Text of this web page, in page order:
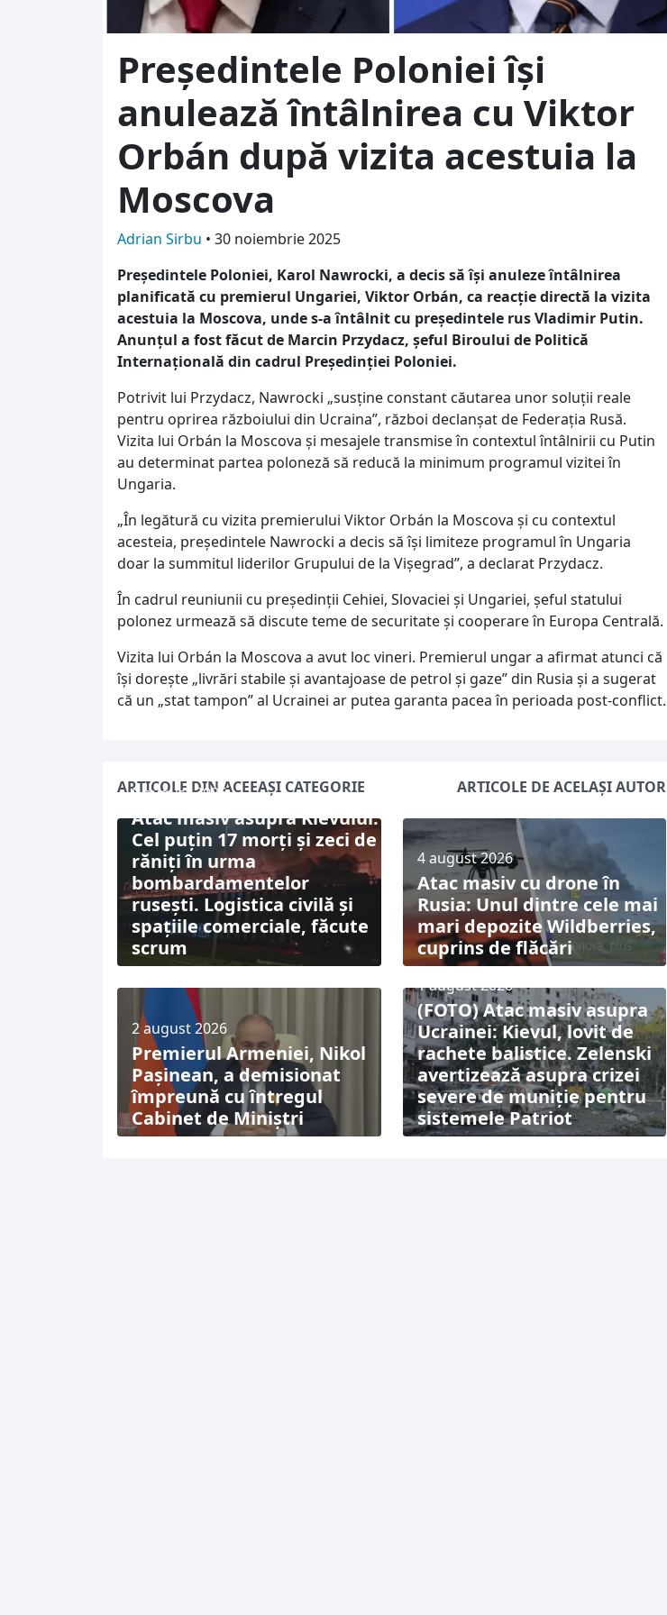
Președintele Poloniei își
anulează întâlnirea cu Viktor
Orbán după vizita acestuia la
Moscova
Adrian Sirbu • 30 noiembrie 2025
Președintele Poloniei, Karol Nawrocki, a decis să își anuleze întâlnirea
planificată cu premierul Ungariei, Viktor Orbán, ca reacție directă la vizita
acestuia la Moscova, unde s-a întâlnit cu președintele rus Vladimir Putin.
Anunțul a fost făcut de Marcin Przydacz, șeful Biroului de Politică
Internațională din cadrul Președinției Poloniei.
Potrivit lui Przydacz, Nawrocki „susține constant căutarea unor soluții reale
pentru oprirea războiului din Ucraina”, război declanșat de Federația Rusă.
Vizita lui Orbán la Moscova și mesajele transmise în contextul întâlnirii cu Putin
au determinat partea poloneză să reducă la minimum programul vizitei în
Ungaria.
„În legătură cu vizita premierului Viktor Orbán la Moscova și cu contextul
acesteia, președintele Nawrocki a decis să își limiteze programul în Ungaria
doar la summitul liderilor Grupului de la Vișegrad”, a declarat Przydacz.
În cadrul reuniunii cu președinții Cehiei, Slovaciei și Ungariei, șeful statului
polonez urmează să discute teme de securitate și cooperare în Europa Centrală.
Vizita lui Orbán la Moscova a avut loc vineri. Premierul ungar a afirmat atunci că
își dorește „livrări stabile și avantajoase de petrol și gaze” din Rusia și a sugerat
că un „stat tampon” al Ucrainei ar putea garanta pacea în perioada post-conflict.
ARTICOLE DIN ACEEAȘI CATEGORIE ARTICOLE DE ACELAȘI AUTOR
5 august 2026
Atac masiv asupra Kievului:
Cel puțin 17 morți și zeci de
răniți în urma
bombardamentelor
rusești. Logistica civilă și
spațiile comerciale, făcute
scrum
4 august 2026
Atac masiv cu drone în
Rusia: Unul dintre cele mai
mari depozite Wildberries,
cuprins de flăcări
2 august 2026
Premierul Armeniei, Nikol
Pașinean, a demisionat
împreună cu întregul
Cabinet de Miniștri
1 august 2026
(FOTO) Atac masiv asupra
Ucrainei: Kievul, lovit de
rachete balistice. Zelenski
avertizează asupra crizei
severe de muniție pentru
sistemele Patriot